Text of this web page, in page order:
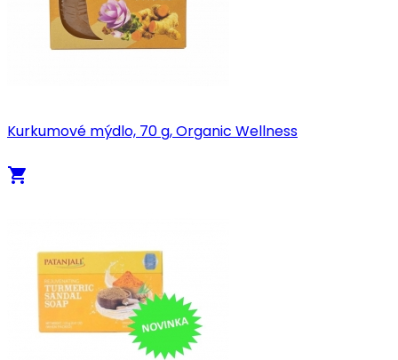
Kurkumové mýdlo, 70 g, Organic Wellness
local_grocery_store